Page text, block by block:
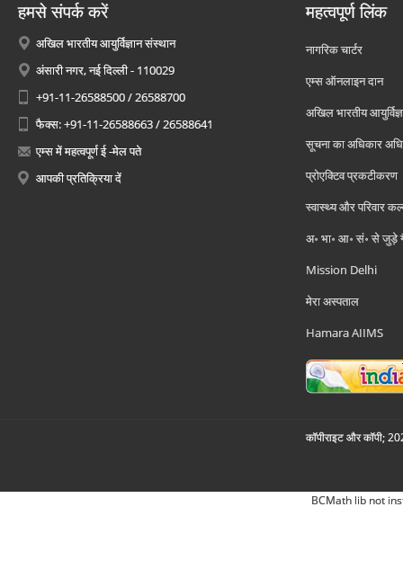
हमसे संपर्क करें
अखिल भारतीय आयुर्विज्ञान संस्थान
अंसारी नगर, नई दिल्ली - 110029
+91-11-26588500 / 26588700
फैक्स: +91-11-26588663 / 26588641
एम्स में महत्वपूर्ण ई -मेल पते
आपकी प्रतिक्रिया दें
महत्वपूर्ण लिंक
नागरिक चार्टर
एम्स ऑनलाइन दान
अखिल भारतीय
सूचना का अधिकार
प्रोएक्टिव प्रकटीकरण
स्वास्थ्य और परिवार
अ॰ भा॰ आ॰ सं॰ से जुड़े
Mission Delhi
मेरा अस्पताल
Hamara AIIMS
कॉपीराइट और कॉपी;
BCMath lib not